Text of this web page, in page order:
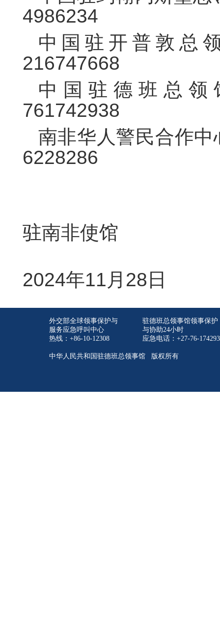
4986234
中国驻开普敦总
216747668
中国驻德班总领
761742938
南非华人警民合作
6228286
驻南非使馆
2024年11月28日
外交部全球领事保护与
服务应急呼叫中心
热线：+86-10-12308
驻德班总领事馆领事保护
与协助24小时
应急电话：+27-76-
中华人民共和国驻德班总领事馆 版权所有